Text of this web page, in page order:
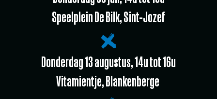
Speelplein De Bilk, Sint-Jozef
Donderdag 13 augustus, 14u tot 16u
Vitamientje, Blankenberge